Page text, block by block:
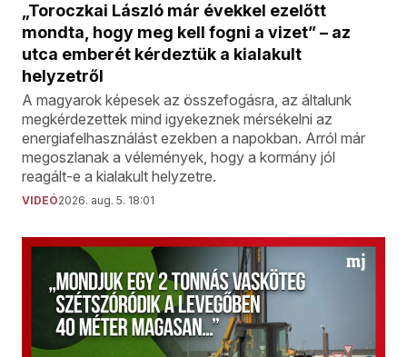
„Toroczkai László már évekkel ezelőtt
mondta, hogy meg kell fogni a vizet” – az
utca emberét kérdeztük a kialakult
helyzetről
A magyarok képesek az összefogásra, az általunk
megkérdezettek mind igyekeznek mérsékelni az
energiafelhasználást ezekben a napokban. Arról már
megoszlanak a vélemények, hogy a kormány jól
reagált-e a kialakult helyzetre.
VIDEÓ2026. aug. 5. 18:01